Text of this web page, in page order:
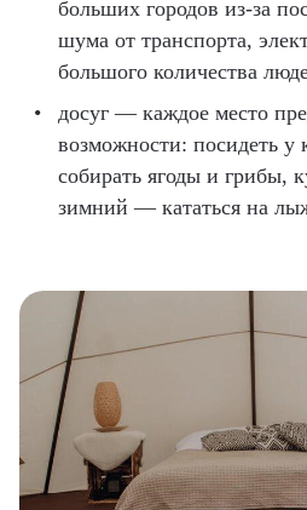
больших городов из-за
шума от транспорта,
большого количества
досуг — каждое место
возможности: посидеть у
собирать ягоды и грибы,
зимний — кататься на